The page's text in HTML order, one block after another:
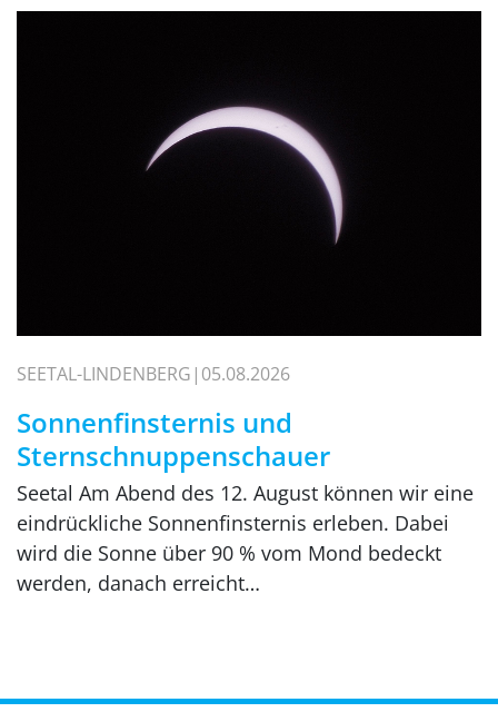
SEETAL-LINDENBERG 05.08.2026
Sonnenfinsternis und
Sternschnuppenschauer
Seetal Am Abend des 12. August können wir eine
eindrückliche Sonnenfinsternis erleben. Dabei
wird die Sonne über 90 % vom Mond bedeckt
werden, danach erreicht…